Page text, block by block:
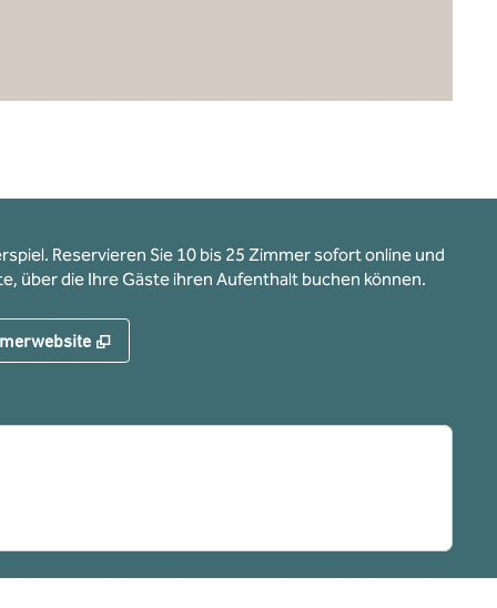
Reservieren Sie 10 bis 25 Zimmer sofort online und
über die Ihre Gäste ihren Aufenthalt buchen können.
,